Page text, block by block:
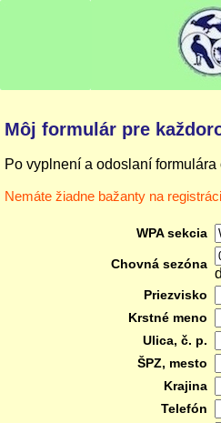
Môj formulár pre
Po vyplnení a odoslaní
Nemáte žiadne bažanty na
WPA sekcia
Chovná sezóna
Priezvisko
Krstné meno
Ulica, č. p.
ŠPZ, mesto
Krajina
Telefón